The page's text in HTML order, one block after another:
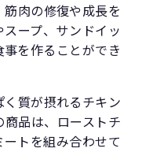
肉の修復や成長を
ープ、サンドイッ
を作ることができ
質が摂れるチキン
商品は、ローストチ
トを組み合わせて